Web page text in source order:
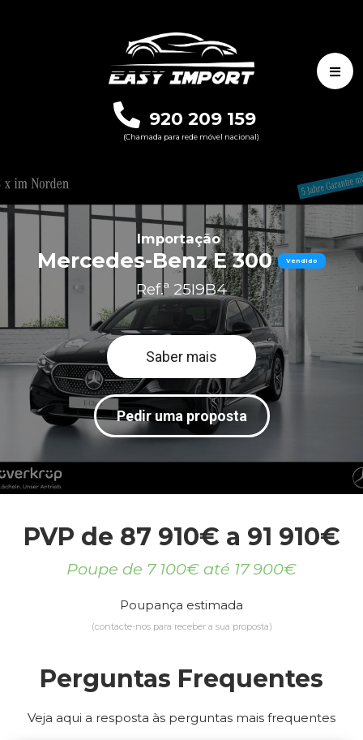
920 209 159
(Chamada para rede móvel nacional)
Importação
Mercedes-Benz E 300 Vendido
Ref.ª 25I9B4
Saber mais
Pedir uma proposta
PVP de 87 910€ a 91 910€
Poupe de 7 100€ até 17 900€
Poupança estimada
(contacte-nos para receber a sua proposta)
Perguntas Frequentes
Veja aqui a resposta às perguntas mais frequentes